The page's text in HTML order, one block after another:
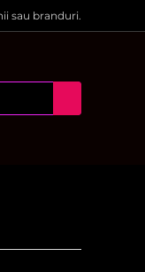
sau branduri.